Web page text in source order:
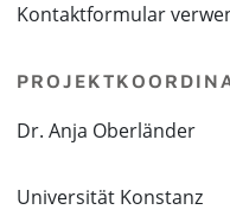
Kontaktformular
Dr. Anja Oberländer
Universität Konstanz